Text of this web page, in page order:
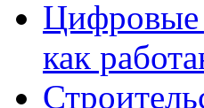
Цифровые
как